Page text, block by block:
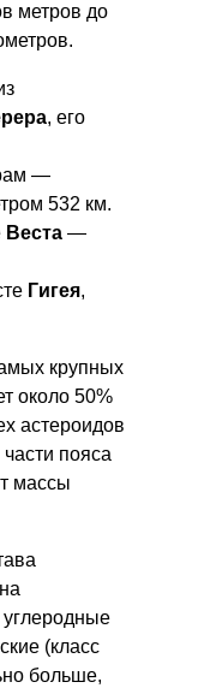
метров до
, его
—
532 км.
Веста —
Гигея,
крупных
около 50%
астероидов
пояса
массы
углеродные
(класс
больше,